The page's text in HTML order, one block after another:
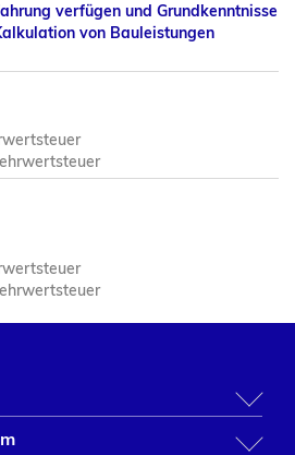
verfügen und Grundkenntnisse
von Bauleistungen